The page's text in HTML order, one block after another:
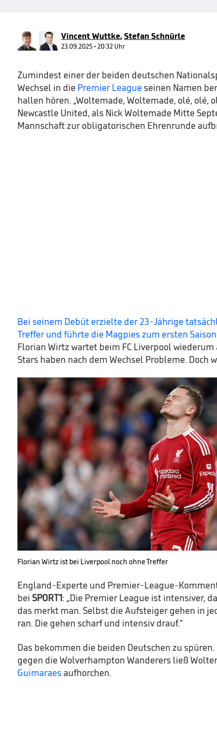
90%
Vincent Wuttke,Stefan Schnürle
23.09.2025 • 20:32 Uhr
Zumindest einer der beiden deutschen
Wechsel in die Premier League seinen Namen
hallen hören. „Woltemade, Woltemade, olé, olé,
Newcastle United, als Nick Woltemade Mitte
Mannschaft zur obligatorischen Ehrenrunde
Bei seinem Debüt erzielte der 23-Jährige
Treffer und führte die Magpies zum ersten
Florian Wirtz wartet beim FC Liverpool wiederum
Stars haben nach dem Wechsel Probleme. Doch
Florian Wirtz ist bei Liverpool noch ohne Treffer
England-Experte und Premier-League-
bei SPORT1: „Die Premier League ist intensiver,
das merkt man. Selbst die Aufsteiger gehen in
ran. Die gehen scharf und intensiv drauf.“
Das bekommen die beiden Deutschen zu
gegen die Wolverhampton Wanderers ließ
Guimaraes aufhorchen.